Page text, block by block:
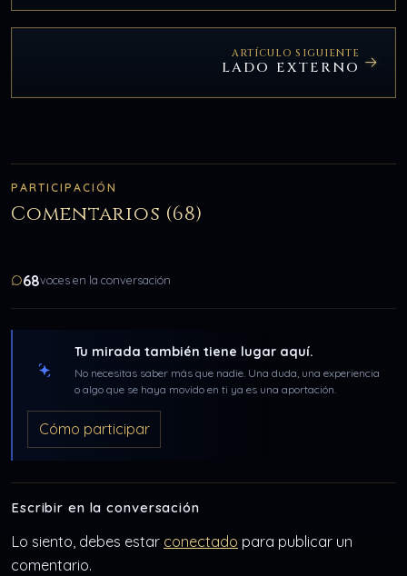
ARTÍCULO SIGUIENTE
LADO EXTERNO
PARTICIPACIÓN
Comentarios (68)
68voces en la conversación
Tu mirada también tiene lugar aquí.
No necesitas saber más que nadie. Una duda, una experiencia
o algo que se haya movido en ti ya es una aportación.
Cómo participar
Escribir en la conversación
Lo siento, debes estar conectado para publicar un
comentario.